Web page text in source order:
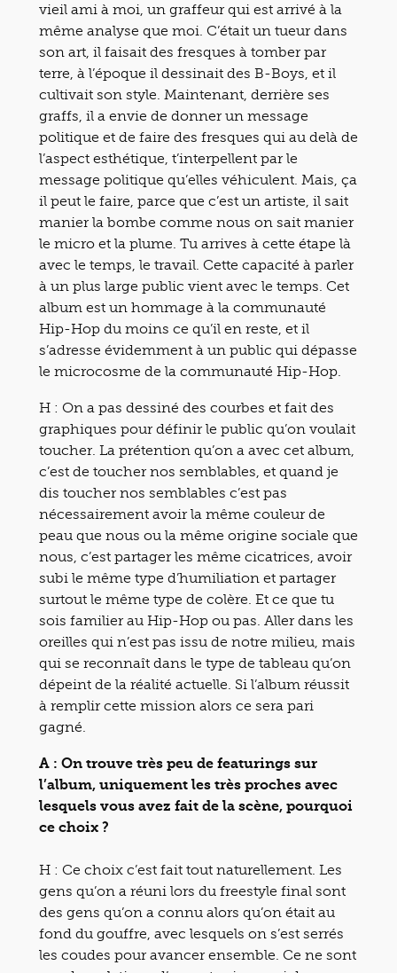
vieil ami à moi, un graffeur qui est arrivé à la
même analyse que moi. C’était un tueur dans
son art, il faisait des fresques à tomber par
terre, à l’époque il dessinait des B-Boys, et il
cultivait son style. Maintenant, derrière ses
graffs, il a envie de donner un message
politique et de faire des fresques qui au delà de
l’aspect esthétique, t’interpellent par le
message politique qu’elles véhiculent. Mais, ça
il peut le faire, parce que c’est un artiste, il sait
manier la bombe comme nous on sait manier
le micro et la plume. Tu arrives à cette étape là
avec le temps, le travail. Cette capacité à parler
à un plus large public vient avec le temps. Cet
album est un hommage à la communauté
Hip-Hop du moins ce qu’il en reste, et il
s’adresse évidemment à un public qui dépasse
le microcosme de la communauté Hip-Hop.
H : On a pas dessiné des courbes et fait des
graphiques pour définir le public qu’on voulait
toucher. La prétention qu’on a avec cet album,
c’est de toucher nos semblables, et quand je
dis toucher nos semblables c’est pas
nécessairement avoir la même couleur de
peau que nous ou la même origine sociale que
nous, c’est partager les même cicatrices, avoir
subi le même type d’humiliation et partager
surtout le même type de colère. Et ce que tu
sois familier au Hip-Hop ou pas. Aller dans les
oreilles qui n’est pas issu de notre milieu, mais
qui se reconnaît dans le type de tableau qu’on
dépeint de la réalité actuelle. Si l’album réussit
à remplir cette mission alors ce sera pari
gagné.
A : On trouve très peu de featurings sur
l’album, uniquement les très proches avec
lesquels vous avez fait de la scène, pourquoi
ce choix ?
H : Ce choix c’est fait tout naturellement. Les
gens qu’on a réuni lors du freestyle final sont
des gens qu’on a connu alors qu’on était au
fond du gouffre, avec lesquels on s’est serrés
les coudes pour avancer ensemble. Ce ne sont